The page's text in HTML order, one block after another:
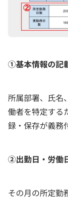
①基本情報の記
所属部署、氏名
働者を特定する
録・保存が義務
②出勤日・労働
その月の所定勤